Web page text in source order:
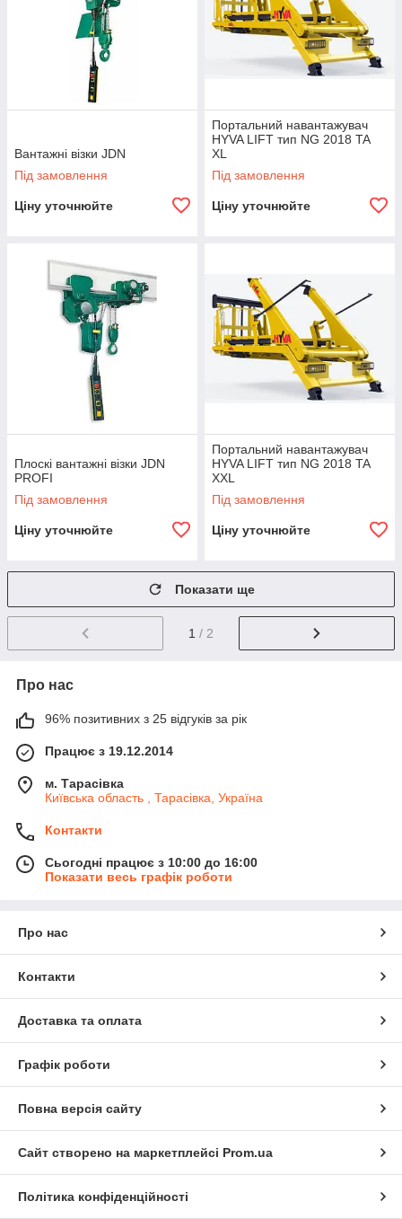
Вантажні візки JDN
Під замовлення
Ціну уточнюйте
Портальний навантажувач
HYVA LIFT тип NG 2018 TA
XL
Під замовлення
Ціну уточнюйте
Плоскі вантажні візки JDN
PROFI
Під замовлення
Ціну уточнюйте
Портальний навантажувач
HYVA LIFT тип NG 2018 TA
XXL
Під замовлення
Ціну уточнюйте
Показати ще
1 / 2
Про нас
96% позитивних з 25 відгуків за рік
Працює з 19.12.2014
м. Тарасівка
Київська область , Тарасівка, Україна
Контакти
Сьогодні працює з 10:00 до 16:00
Показати весь графік роботи
Про нас
Контакти
Доставка та оплата
Графік роботи
Повна версія сайту
Сайт створено на маркетплейсі Prom.ua
Політика конфіденційності